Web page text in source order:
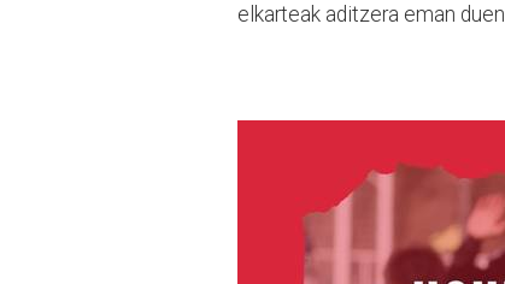
elkarteak aditzera eman